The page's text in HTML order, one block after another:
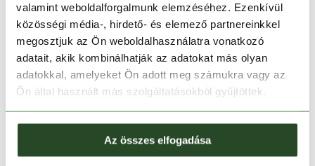
valamint weboldalforgalmunk elemzéséhez. Ezenkívül
közösségi média-, hirdető- és elemező partnereinkkel
megosztjuk az Ön weboldalhasználatra vonatkozó
adatait, akik kombinálhatják az adatokat más olyan
adatokkal, amelyeket Ön adott meg számukra vagy az
Ön által használt más szolgáltatásokból gyűjtöttek.
Az összes elfogadása